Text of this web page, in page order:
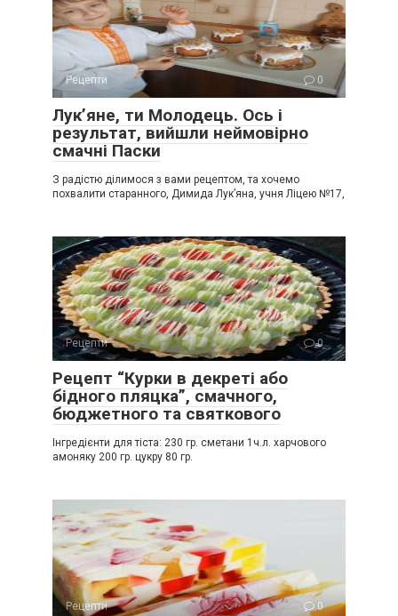
Рецепти 0
Лук’яне, ти Молодець. Ось і
результат, вийшли неймовірно
смачні Паски
З радістю ділимося з вами рецептом, та хочемо
похвалити старанного, Димида Лук’яна, учня Ліцею №17,
Рецепти 0
Рецепт “Курки в декреті або
бідного пляцка”, смачного,
бюджетного та святкового
Інгредієнти для тіста: 230 гр. сметани 1ч.л. харчового
амоняку 200 гр. цукру 80 гр.
Рецепти 0